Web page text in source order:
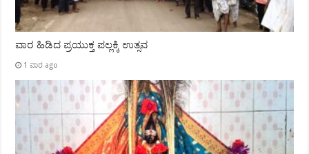
ವಾರ ಹಿಡಿದ ಪ್ರಯುಕ್ತ ಪಲ್ಲಕ್ಕಿ ಉತ್ಸವ
1 ವಾರ ago